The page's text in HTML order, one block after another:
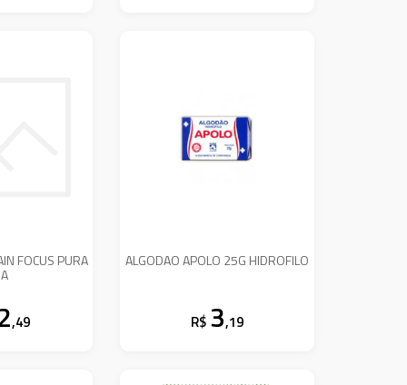
FOCUS PURA
,49
ALGODAO APOLO 25G HIDROFILO
R$ 3,19